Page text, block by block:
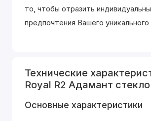
то, чтобы отразить
предпочтения Вашего
Технические
Royal R2 Адамант стекло
Основные характеристики